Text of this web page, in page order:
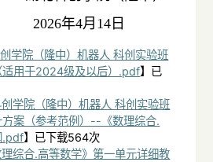
2026年4月14日
学院（隆中）机器人 科创实验班
适用于2024级及以后）.pdf】已
学院（隆中）机器人 科创实验班
案（参考范例）--《数理综合.
.pdf】已下载564次
综合.高等数学》第一单元详细教